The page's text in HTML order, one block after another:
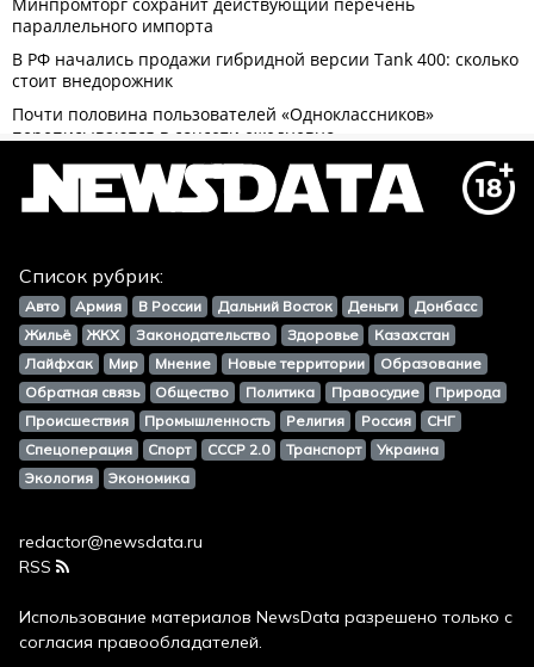
Список рубрик:
Авто Армия В России Дальний Восток Деньги
Донбасс
Жильё
ЖКХ Законодательство Здоровье
Казахстан
Лайфхак
Мир Мнение Новые территории
Образование
Обратная связь
Общество Политика Правосудие
Природа
Происшествия
Промышленность Религия Россия
СНГ
Спецоперация
Спорт СССР 2.0 Транспорт
Украина
Экология
Экономика
redactor@newsdata.ru
RSS
Использование материалов NewsData разрешено только с
согласия правообладателей.